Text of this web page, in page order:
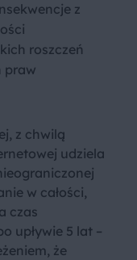
z
roszczeń
praw
z chwilą
udziela
w całości,
czas
upływie 5 lat –
że